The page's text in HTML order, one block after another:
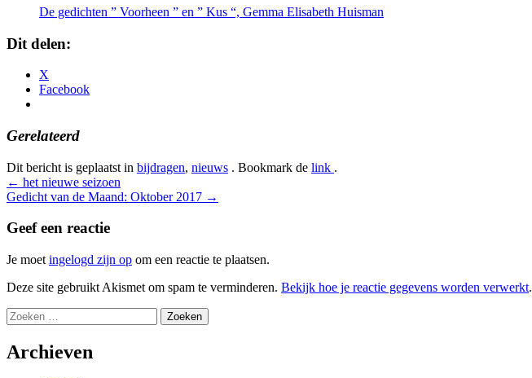
De gedichten ” Voorheen ” en ” Kus “, Gemma Elisabeth Huisman
Dit delen:
X
Facebook
Gerelateerd
Dit bericht is geplaatst in bijdragen, nieuws . Bookmark de link .
Bericht
navigatie
← het nieuwe seizoen
Gedicht van de Maand: Oktober 2017 →
Geef een reactie
Je moet ingelogd zijn op om een reactie te plaatsen.
Deze site gebruikt Akismet om spam te verminderen. Bekijk hoe je reactie gegevens worden verwerkt.
Zoeken
naar:
Archieven